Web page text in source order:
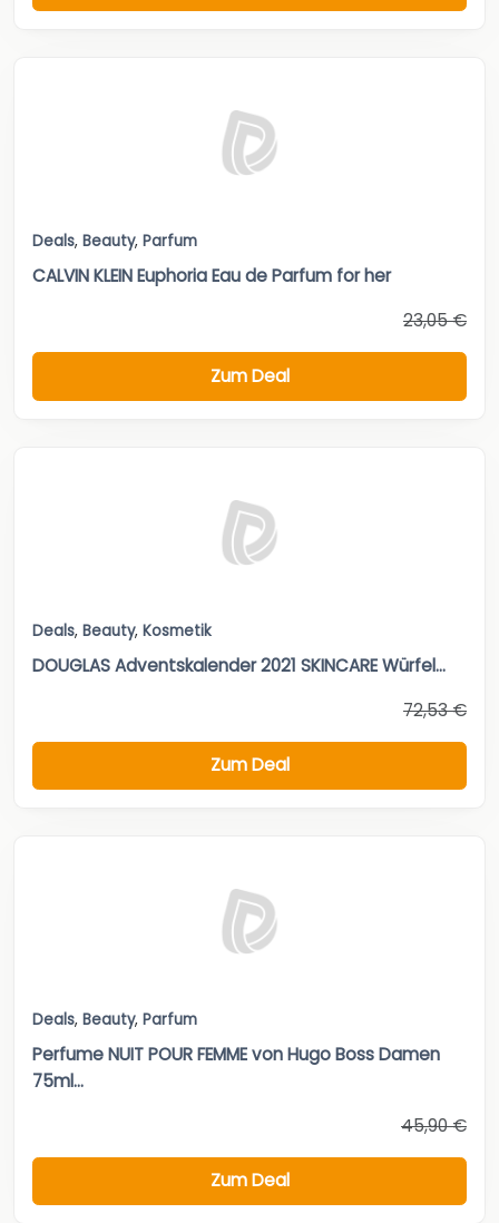
Deals, Beauty, Parfum
CALVIN KLEIN Euphoria Eau de Parfum for her
23,05 €
Zum Deal
Deals, Beauty, Kosmetik
DOUGLAS Adventskalender 2021 SKINCARE Würfel...
72,53 €
Zum Deal
Deals, Beauty, Parfum
Perfume NUIT POUR FEMME von Hugo Boss Damen
75ml...
45,90 €
Zum Deal